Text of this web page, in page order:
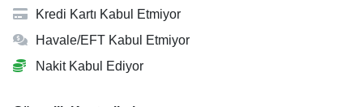
Kredi Kartı Kabul Etmiyor
Havale/EFT Kabul Etmiyor
Nakit Kabul Ediyor